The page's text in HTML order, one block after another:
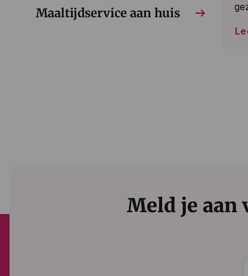
Maaltijdservice aan huis arrow_right_alt
Meld je aan